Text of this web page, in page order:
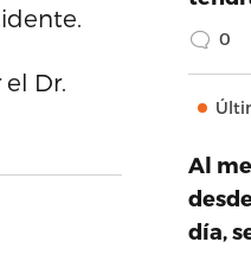
Dr.
0
Al
día,